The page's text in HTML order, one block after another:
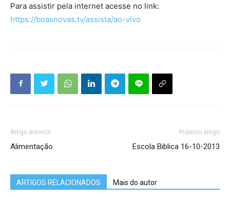
Para assistir pela internet acesse no link:
https://boasnovas.tv/assista/ao-vivo
Artigo anterior
Alimentação
Próximo artigo
Escola Biblica 16-10-2013
ARTIGOS RELACIONADOS Mais do autor